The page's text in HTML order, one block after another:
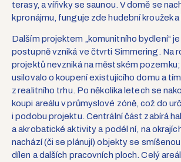
terasy, a vířivky se saunou. V domě se
k pronájmu, funguje zde hudební kroužek a
Dalším projektem „komunitního bydlení“ je
postupně vzniká ve čtvrti Simmering . Na
projektů nevzniká na městském
usilovalo o koupení existujícího domu a tím
z realitního trhu. Po několika letech se
koupi areálu v průmyslové zóně, což do
i podobu projektu. Centrální část zabírá
a akrobatické aktivity a podél ní, na
nachází (či se plánují) objekty se
dílen a dalších pracovních ploch. Celý